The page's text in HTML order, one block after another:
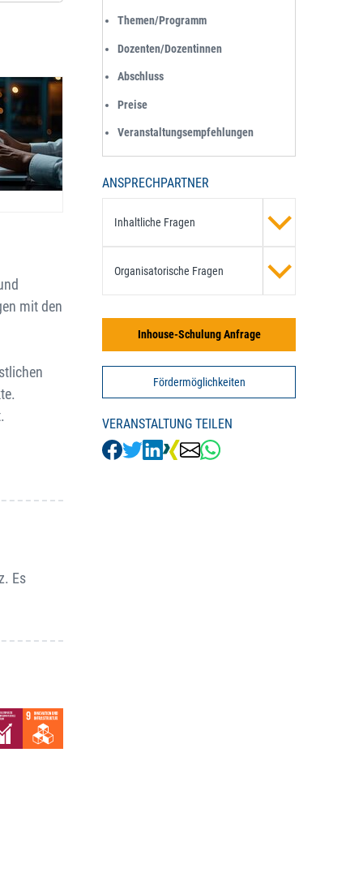
mit den
Es
Themen/Programm
Dozenten/Dozentinnen
Abschluss
Preise
Veranstaltungsempfehlungen
ANSPRECHPARTNER
Inhaltliche Fragen
Organisatorische Fragen
Inhouse-Schulung Anfrage
Fördermöglichkeiten
VERANSTALTUNG TEILEN